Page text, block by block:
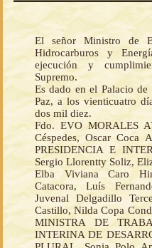
El señor Ministro de
Hidrocarburos y
ejecución y
Supremo.
Es dado en el Palacio
Paz, a los vienticuatro
dos mil diez.
Fdo. EVO MORALES
Céspedes, Oscar Coca
PRESIDENCIA E
Sergio Llorentty Soliz,
Elba Viviana Caro
Catacora, Luís
Juvenal Delgadillo
Castillo, Nilda Copa
MINISTRA DE
INTERINA DE